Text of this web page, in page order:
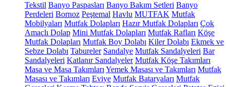
Tekstil Banyo Paspasları Banyo Bakım Setleri Banyo
Perdeleri Bornoz Peştemal Havlu MUTFAK Mutfak
Mobilyaları Mutfak Dolapları Hazır Mutfak Dolapları Çok
Amaçlı Dolap Mini Mutfak Dolapları Mutfak Rafları Köşe
Mutfak Dolapları Mutfak Boy Dolabı Kiler Dolabı Ekmek ve
Sebze Dolabı Tabureler Sandalye Mutfak Sandalyeleri Bar
Sandalyeleri Katlanır Sandalyeler Mutfak Köşe Takımları
Masa ve Masa Takımları Yemek Masası ve Takımları Mutfak
Masası ve Takımları Eviye Mutfak Bataryaları Mutfak